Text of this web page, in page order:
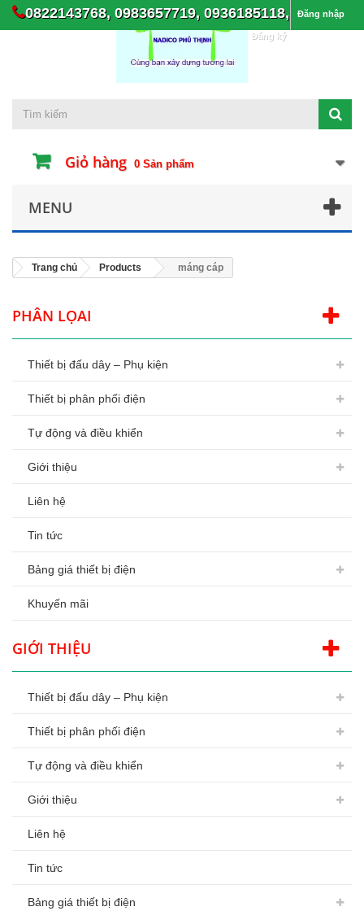
0822143768, 0983657719, 0936185118, Đăng nhập
Đăng ký
Giỏ hàng 0 Sản phẩm
MENU
Trang chủ Products máng cáp
PHÂN LỌAI
Thiết bị đấu dây – Phụ kiện
Thiết bị phân phối điện
Tự động và điều khiển
Giới thiệu
Liên hệ
Tin tức
Bảng giá thiết bị điện
Khuyến mãi
GIỚI THIỆU
Thiết bị đấu dây – Phụ kiện
Thiết bị phân phối điện
Tự động và điều khiển
Giới thiệu
Liên hệ
Tin tức
Bảng giá thiết bị điện